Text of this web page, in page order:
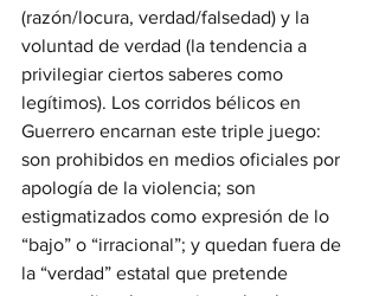
(razón/locura, verdad/falsedad) y la
voluntad de verdad (la tendencia a
privilegiar ciertos saberes como
legítimos). Los corridos bélicos en
Guerrero encarnan este triple juego:
son prohibidos en medios oficiales por
apología de la violencia; son
estigmatizados como expresión de lo
“bajo” o “irracional”; y quedan fuera de
la “verdad” estatal que pretende